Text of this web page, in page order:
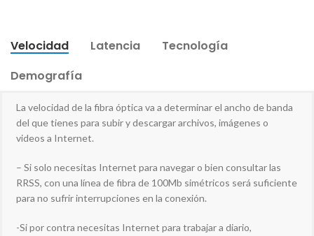
Velocidad Latencia
Tecnología
Demografía
La velocidad de la fibra óptica va a determinar el ancho de banda
del que tienes para subir y descargar archivos, imágenes o
videos a Internet.
– Si solo necesitas Internet para navegar o bien consultar las
RRSS, con una línea de fibra de 100Mb simétricos será suficiente
para no sufrir interrupciones en la conexión.
-Si por contra necesitas Internet para trabajar a diario,